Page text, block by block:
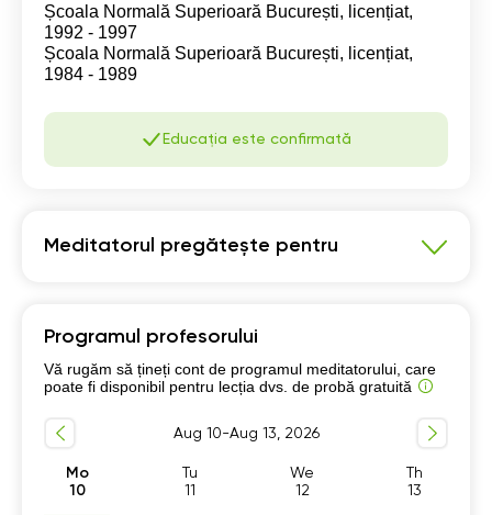
Școala Normală Superioară București, licențiat,
1992 - 1997
Școala Normală Superioară București, licențiat,
1984 - 1989
Educația este confirmată
Meditatorul pregătește pentru
Pregatire Bacalaureat
Program școlar clasele 5-8
Pregătire pentru Examen Național clasa a 8-a
Programul profesorului
Vă rugăm să țineți cont de programul meditatorului, care
poate fi disponibil pentru lecția dvs. de probă gratuită
Aug 10-Aug 13, 2026
Mo
10
Tu
11
We
12
Th
13